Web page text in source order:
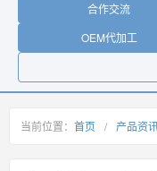
合作交流
OEM代加工
当前位置： 首页 / 产品资